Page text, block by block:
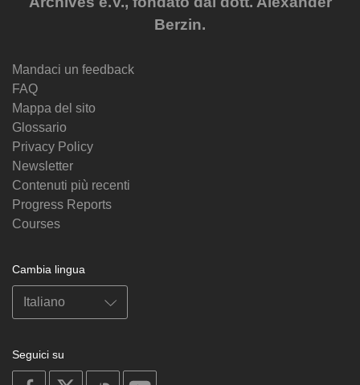
Berzin.
Mandaci un feedback
FAQ
Mappa del sito
Glossario
Privacy Policy
Newsletter
Contenuti più recenti
Progress Reports
Courses
Cambia lingua
Seguici su
on